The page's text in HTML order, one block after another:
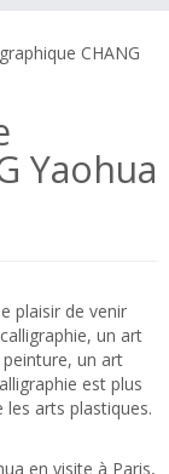
CHANG
Yaohua
plaisir de venir
un art
un art
est plus
arts plastiques.
en visite à Paris,